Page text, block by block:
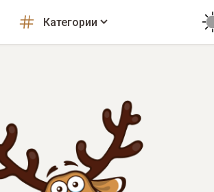
Категории